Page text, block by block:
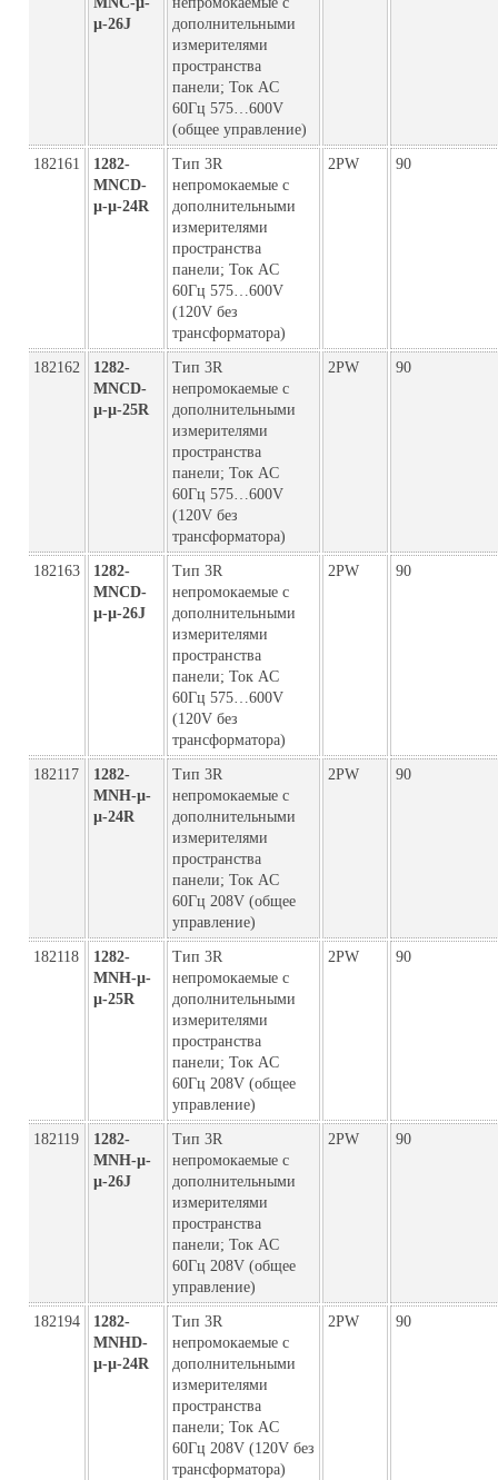
µ-26J
дополнительными
измерителями
пространства
панели; Ток AC
60Гц 575…600V
(общее управление)
182161
1282-
MNCD-
µ-µ-24R
Тип 3R
непромокаемые с
дополнительными
измерителями
пространства
панели; Ток AC
60Гц 575…600V
(120V без
трансформатора)
2PW 90
182162
1282-
MNCD-
µ-µ-25R
Тип 3R
непромокаемые с
дополнительными
измерителями
пространства
панели; Ток AC
60Гц 575…600V
(120V без
трансформатора)
2PW 90
182163
1282-
MNCD-
µ-µ-26J
Тип 3R
непромокаемые с
дополнительными
измерителями
пространства
панели; Ток AC
60Гц 575…600V
(120V без
трансформатора)
2PW 90
182117
1282-
MNH-µ-
µ-24R
Тип 3R
непромокаемые с
дополнительными
измерителями
пространства
панели; Ток AC
60Гц 208V (общее
управление)
2PW 90
182118
1282-
MNH-µ-
µ-25R
Тип 3R
непромокаемые с
дополнительными
измерителями
пространства
панели; Ток AC
60Гц 208V (общее
управление)
2PW 90
182119
1282-
MNH-µ-
µ-26J
Тип 3R
непромокаемые с
дополнительными
измерителями
пространства
панели; Ток AC
60Гц 208V (общее
управление)
2PW 90
182194
1282-
MNHD-
µ-µ-24R
Тип 3R
непромокаемые с
дополнительными
измерителями
пространства
панели; Ток AC
60Гц 208V (120V без
трансформатора)
2PW 90